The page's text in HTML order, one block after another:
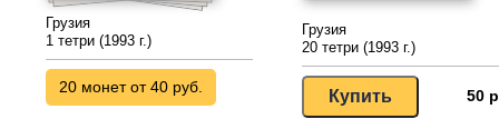
Грузия
1 тетри (1993 г.)
20 монет от 40 руб.
Грузия
20 тетри (1993 г.)
50